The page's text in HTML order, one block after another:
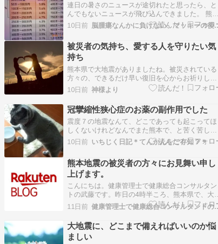
連日の暑さのニュースが途切れたと思ったら、と
んでもないニュースが飛び込んできました。 熊
本・九州の大地震・震度7！！ 何度も何度も地震
起こって、被害が大きくなっているようで、心配
されていないうちの今回の地震です。 被災され
方、お見…
10日前 脳腫瘍なんかに負けない、
被災者の気持ち、愛する人を守りたい気
持ち
熊本県で大地震がありましたね。被災されている
方々の、できるだけ早い復旧を心からお祈りして
おります。私も被災した経験がありますが、も
う、その時は無我夢中ですよね。周りのことを考
えてる余裕はあまりなくて、自分たちのことで精
いっぱい。両親や妹家族や親戚たち、そして友人
たちが無事だった…
10日前 神様より
冠攣縮性狭心症のお薬の副作用でした
震度７の地震なんて、どこであっても起こってほ
しくないけれどなんでまた熊本で、と苦く苦しい
気持ちになりました。 昨日の夕方、帰宅してす
のことでした。 猛暑の中の大地震、停電してい
と想像するとぞっとします。 まだ被害の大きさ
掴めてい…
10日前 いちじく日記＊てんかんをご存知？＊
熊本地震の被災者の方々にお見舞い申し
上げます。
こんにちは。健康管理士で健康総合コンサルタン
トの武藤です。昨日の4時半ころ、熊本県で、大
震が発生しました。テレビの報道を見ていました
が、すごく大きな地震で、被害も多く出ているよ
うです。イオンモール...
11日前 健康管理士で健康総合
大地震に、どこまで備えればいいのか悩
ましい